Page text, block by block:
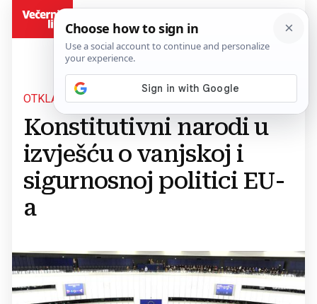
OTKLANJANJE DISKRIMINACIJE
Konstitutivni narodi u
izvješću o vanjskoj i
sigurnosnoj politici EU-
a